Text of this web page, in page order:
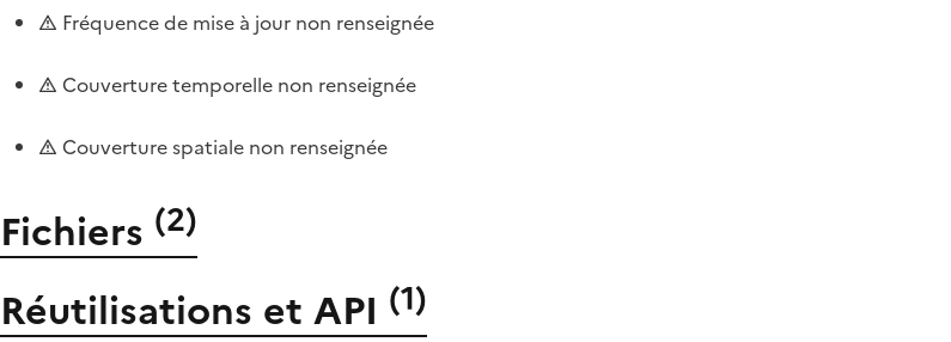
Fréquence de mise à jour non renseignée
Couverture temporelle non renseignée
Couverture spatiale non renseignée
Fichiers (2)
Réutilisations et API (1)